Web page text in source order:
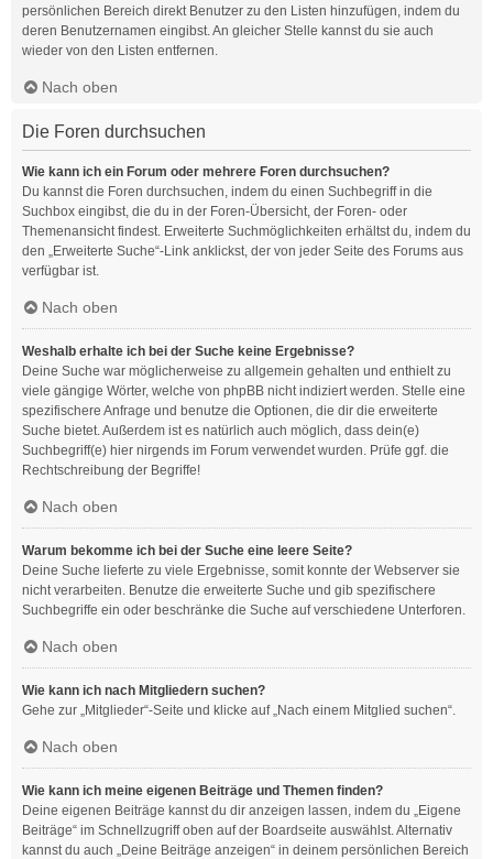
persönlichen Bereich direkt Benutzer zu den Listen hinzufügen, indem du
deren Benutzernamen eingibst. An gleicher Stelle kannst du sie auch
wieder von den Listen entfernen.
Nach oben
Die Foren durchsuchen
Wie kann ich ein Forum oder mehrere Foren durchsuchen?
Du kannst die Foren durchsuchen, indem du einen Suchbegriff in die
Suchbox eingibst, die du in der Foren-Übersicht, der Foren- oder
Themenansicht findest. Erweiterte Suchmöglichkeiten erhältst du, indem du
den „Erweiterte Suche“-Link anklickst, der von jeder Seite des Forums aus
verfügbar ist.
Nach oben
Weshalb erhalte ich bei der Suche keine Ergebnisse?
Deine Suche war möglicherweise zu allgemein gehalten und enthielt zu
viele gängige Wörter, welche von phpBB nicht indiziert werden. Stelle eine
spezifischere Anfrage und benutze die Optionen, die dir die erweiterte
Suche bietet. Außerdem ist es natürlich auch möglich, dass dein(e)
Suchbegriff(e) hier nirgends im Forum verwendet wurden. Prüfe ggf. die
Rechtschreibung der Begriffe!
Nach oben
Warum bekomme ich bei der Suche eine leere Seite?
Deine Suche lieferte zu viele Ergebnisse, somit konnte der Webserver sie
nicht verarbeiten. Benutze die erweiterte Suche und gib spezifischere
Suchbegriffe ein oder beschränke die Suche auf verschiedene Unterforen.
Nach oben
Wie kann ich nach Mitgliedern suchen?
Gehe zur „Mitglieder“-Seite und klicke auf „Nach einem Mitglied suchen“.
Nach oben
Wie kann ich meine eigenen Beiträge und Themen finden?
Deine eigenen Beiträge kannst du dir anzeigen lassen, indem du „Eigene
Beiträge“ im Schnellzugriff oben auf der Boardseite auswählst. Alternativ
kannst du auch „Deine Beiträge anzeigen“ in deinem persönlichen Bereich